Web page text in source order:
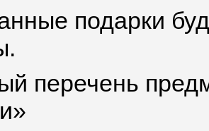
подарки
перечень